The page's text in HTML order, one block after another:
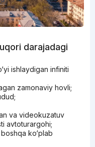
darajadagi
ishlaydigan infiniti
zamonaviy hovli;
va videokuzatuv
avtoturargohi;
ko‘plab